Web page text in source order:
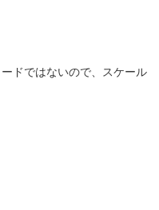
ドではないので、スケール